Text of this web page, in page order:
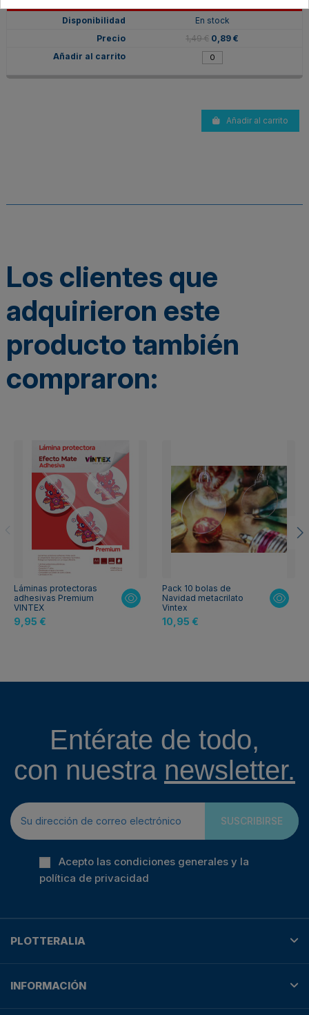
En stock
1,49 € 0,89 €
Añadir al carrito
Los clientes que
adquirieron este
producto también
compraron:
Láminas protectoras
adhesivas Premium
VINTEX
9,95 €
Pack 10 bolas de
Navidad metacrilato
Vintex
10,95 €
Entérate de todo,
con nuestra newsletter.
SUSCRIBIRSE
Acepto las condiciones generales y la
política de privacidad
PLOTTERALIA
INFORMACIÓN